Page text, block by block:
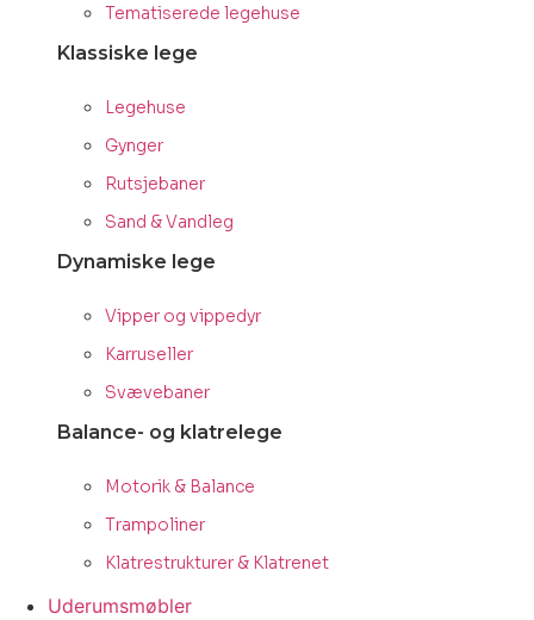
Tematiserede legehuse
Klassiske lege
Legehuse
Gynger
Rutsjebaner
Sand & Vandleg
Dynamiske lege
Vipper og vippedyr
Karruseller
Svævebaner
Balance- og klatrelege
Motorik & Balance
Trampoliner
Klatrestrukturer & Klatrenet
Uderumsmøbler